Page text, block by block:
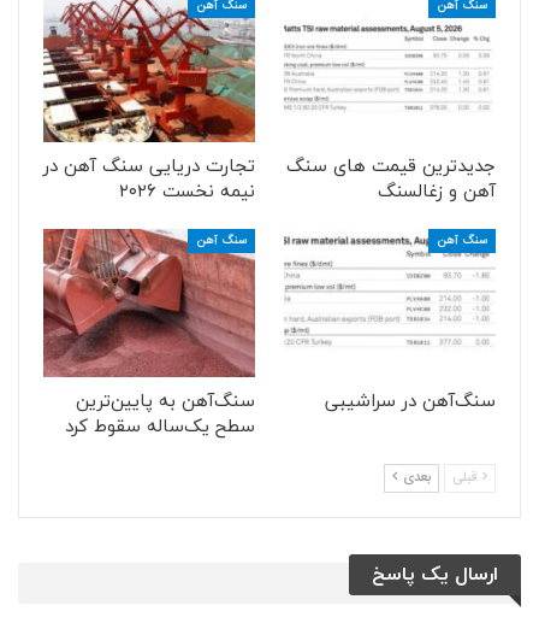
سنگ آهن
جدیدترین قیمت های سنگ
آهن و زغالسنگ
سنگ آهن
تجارت دریایی سنگ آهن در
نیمه نخست ۲۰۲۶
سنگ آهن
سنگ‌آهن در سراشیبی
سنگ آهن
سنگ‌آهن به پایین‌ترین
سطح یک‌ساله سقوط کرد
قبلی بعدی
ارسال یک پاسخ